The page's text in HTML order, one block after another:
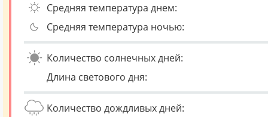
Средняя температура днем:
Средняя температура ночью:
Количество солнечных дней:
Длина светового дня:
Количество дождливых дней: